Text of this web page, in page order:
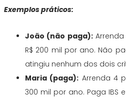
Exemplos práticos:
João (não paga):Arrenda
R$ 200 mil por ano. Não
atingiu nenhum dos dois
Maria (paga): Arrenda 4
300 mil por ano. Paga IBS